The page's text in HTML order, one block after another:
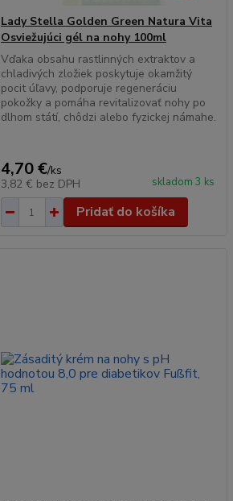
Lady Stella Golden Green Natura Vita
Osviežujúci gél na nohy 100ml
Vďaka obsahu rastlinných extraktov a
chladivých zložiek poskytuje okamžitý
pocit úľavy, podporuje regeneráciu
pokožky a pomáha revitalizovať nohy po
dlhom státí, chôdzi alebo fyzickej námahe.
4,70 €/ks
3,82 € bez DPH skladom 3 ks
Pridať do košíka